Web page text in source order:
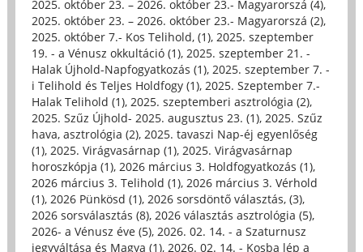
2025. október 23. – 2026. október 23.- Magyarorszá (4),
2025. október 23. – 2026. október 23.- Magyarorszá (2),
2025. október 7.- Kos Telihold, (1), 2025. szeptember
19. - a Vénusz okkultáció (1), 2025. szeptember 21. -
Halak Újhold-Napfogyatkozás (1), 2025. szeptember 7. -
i Telihold és Teljes Holdfogy (1), 2025. Szeptember 7.-
Halak Telihold (1), 2025. szeptemberi asztrológia (2),
2025. Szűz Újhold- 2025. augusztus 23. (1), 2025. Szűz
hava, asztrológia (2), 2025. tavaszi Nap-éj egyenlőség
(1), 2025. Virágvasárnap (1), 2025. Virágvasárnap
horoszkópja (1), 2026 március 3. Holdfogyatkozás (1),
2026 március 3. Telihold (1), 2026 március 3. Vérhold
(1), 2026 Pünkösd (1), 2026 sorsdöntő választás, (3),
2026 sorsválasztás (8), 2026 választás asztrológia (5),
2026- a Vénusz éve (5), 2026. 02. 14. - a Szaturnusz
jegyváltása és Magya (1), 2026. 02. 14. - Kosba lép a